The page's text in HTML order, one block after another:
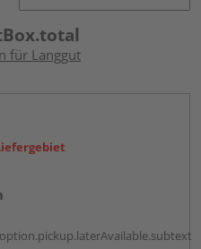
für Langgut